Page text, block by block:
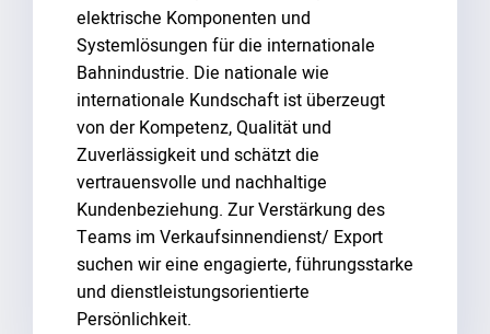
elektrische Komponenten und
Systemlösungen für die internationale
Bahnindustrie. Die nationale wie
internationale Kundschaft ist überzeugt
von der Kompetenz, Qualität und
Zuverlässigkeit und schätzt die
vertrauensvolle und nachhaltige
Kundenbeziehung. Zur Verstärkung des
Teams im Verkaufsinnendienst/ Export
suchen wir eine engagierte, führungsstarke
und dienstleistungsorientierte
Persönlichkeit.